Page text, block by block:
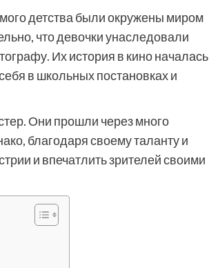
детства были окружены миром
что девочки унаследовали
Их история в кино началась
в школьных постановках и
Они прошли через много
благодаря своему таланту и
и впечатлить зрителей своими